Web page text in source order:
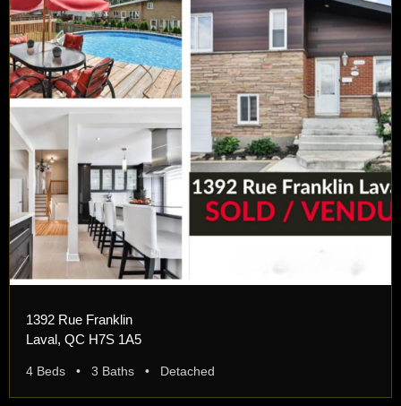
1392 Rue Franklin
Laval, QC H7S 1A5
4 Beds • 3 Baths • Detached